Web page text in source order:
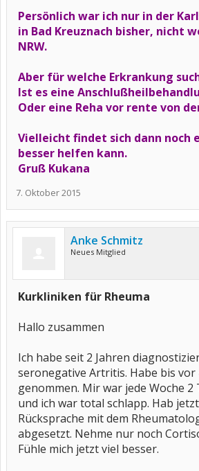
Persönlich war ich nur in der
in Bad Kreuznach bisher, nicht
NRW.
Aber für welche Erkrankung
Ist es eine
Oder eine Reha vor rente von
Vielleicht findet sich dann noch
besser helfen kann.
Gruß Kukana
7. Oktober 2015
Anke Schmitz
Neues Mitglied
Kurkliniken für Rheuma
Hallo zusammen
Ich habe seit 2 Jahren
seronegative Artritis. Habe bis vor
genommen. Mir war jede Woche 2
und ich war total schlapp. Hab
Rücksprache mit dem
abgesetzt. Nehme nur noch
Fühle mich jetzt viel besser.